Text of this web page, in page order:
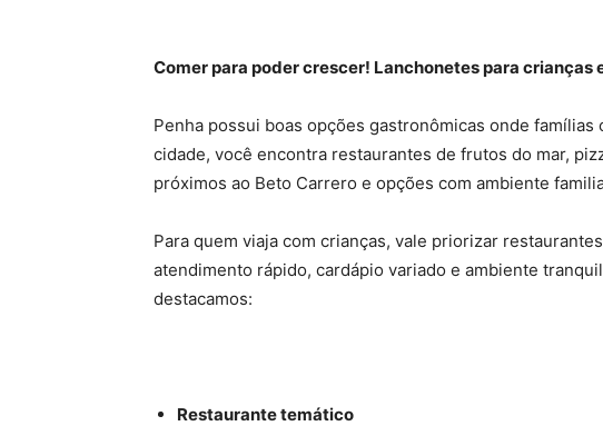
Comer para poder crescer! Lanchonetes para crianças
Penha possui boas opções gastronômicas onde famílias
cidade, você encontra restaurantes de frutos do mar,
próximos ao Beto Carrero e opções com ambiente
Para quem viaja com crianças, vale priorizar
atendimento rápido, cardápio variado e ambiente
destacamos:
Restaurante temático